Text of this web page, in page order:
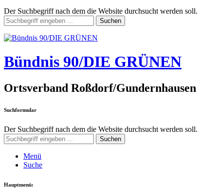
Der Suchbegriff nach dem die Website durchsucht werden soll.
Suchen
Bündnis 90/DIE GRÜNEN
Ortsverband Roßdorf/Gundernhausen
Suchformular
Der Suchbegriff nach dem die Website durchsucht werden soll.
Suchen
Menü
Suche
Hauptmenü: